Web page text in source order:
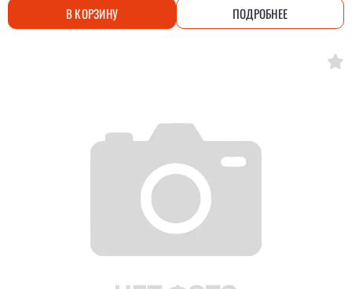
В КОРЗИНУ ПОДРОБНЕЕ